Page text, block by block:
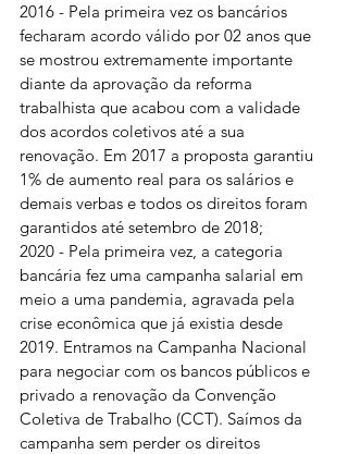
2016 - Pela primeira vez os bancários
fecharam acordo válido por 02 anos que
se mostrou extremamente importante
diante da aprovação da reforma
trabalhista que acabou com a validade
dos acordos coletivos até a sua
renovação. Em 2017 a proposta garantiu
1% de aumento real para os salários e
demais verbas e todos os direitos foram
garantidos até setembro de 2018;
2020 - Pela primeira vez, a categoria
bancária fez uma campanha salarial em
meio a uma pandemia, agravada pela
crise econômica que já existia desde
2019. Entramos na Campanha Nacional
para negociar com os bancos públicos e
privado a renovação da Convenção
Coletiva de Trabalho (CCT). Saímos da
campanha sem perder os direitos